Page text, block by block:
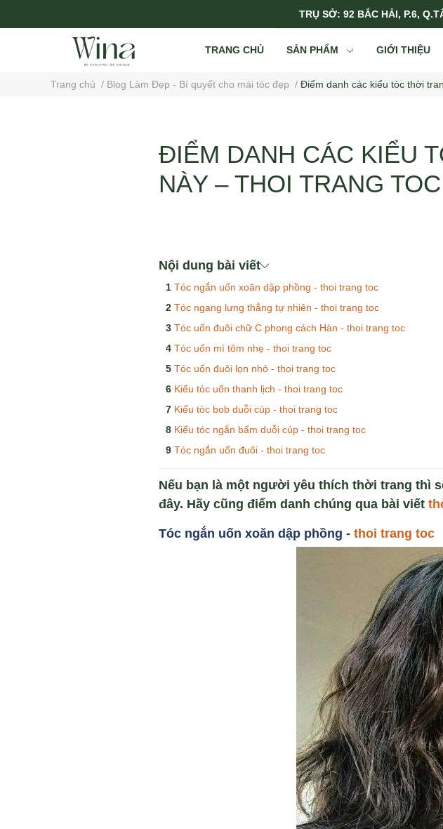
TRỤ SỞ: 92 BẮC HẢI, P.6,
TRANG CHỦ SẢN PHẨM GIỚI THIỆU
Trang chủ / Blog Làm Đẹp - Bí quyết cho mái tóc đẹp / Điểm danh các kiểu tóc thời
ĐIỂM DANH CÁC KIỂU
NÀY – THOI TRANG TOC
Nội dung bài viết
Tóc ngắn uốn xoăn dập phồng - thoi trang toc
Tóc ngang lưng thẳng tự nhiên - thoi trang toc
Tóc uốn đuôi chữ C phong cách Hàn - thoi trang toc
Tóc uốn mì tôm nhẹ - thoi trang toc
Tóc uốn đuôi lọn nhỏ - thoi trang toc
Kiểu tóc uốn thanh lịch - thoi trang toc
Kiểu tóc bob duỗi cúp - thoi trang toc
Kiểu tóc ngắn bấm duỗi cúp - thoi trang toc
Tóc ngắn uốn đuôi - thoi trang toc
Nếu bạn là một người yêu thích thời trang thì
đây. Hãy cũng điểm danh chúng qua bài viết
Tóc ngắn uốn xoăn dập phồng - thoi trang toc